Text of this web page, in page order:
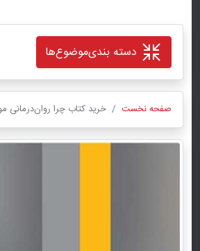
دسته بندیموضوع‌ها
صفحه نخست خرید کتاب چرا روان‌درمانی